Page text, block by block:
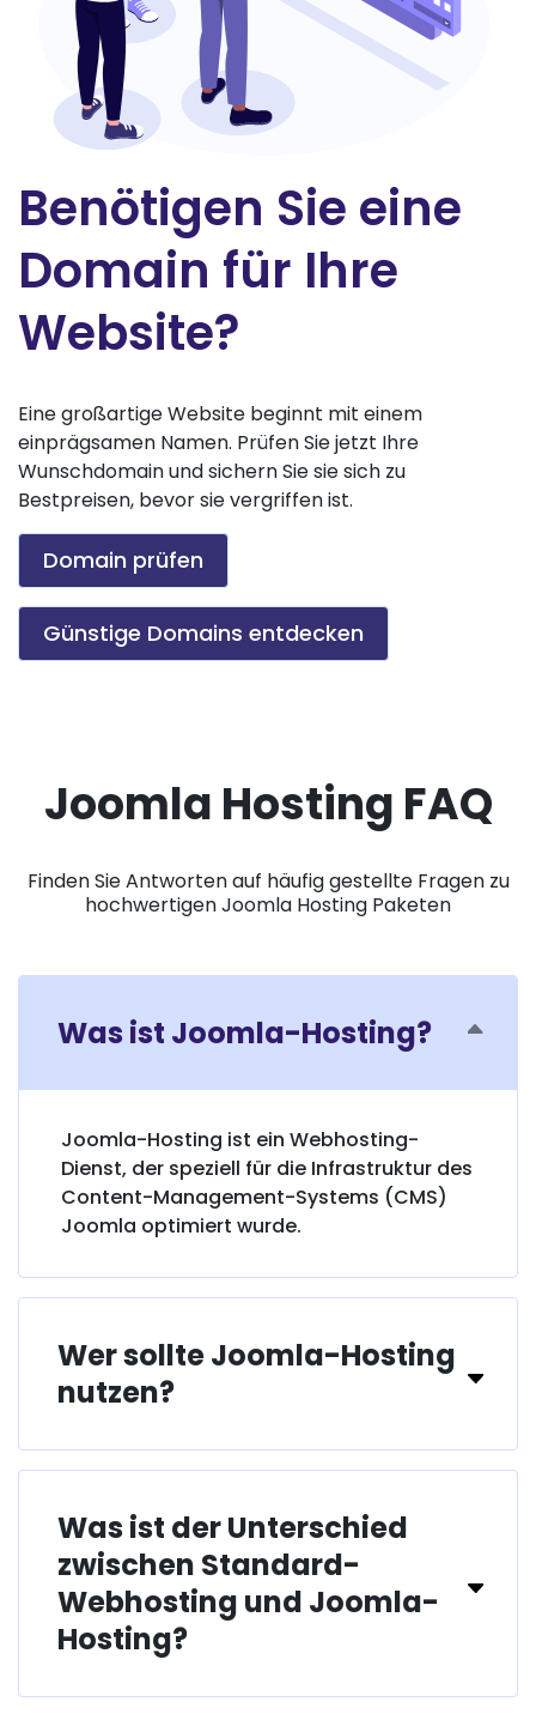
Benötigen Sie eine
Domain für Ihre
Website?
Eine großartige Website beginnt mit einem
einprägsamen Namen. Prüfen Sie jetzt Ihre
Wunschdomain und sichern Sie sie sich zu
Bestpreisen, bevor sie vergriffen ist.
Domain prüfen
Günstige Domains entdecken
Joomla Hosting FAQ
Finden Sie Antworten auf häufig gestellte Fragen zu
hochwertigen Joomla Hosting Paketen
Was ist Joomla-Hosting?
Joomla-Hosting ist ein Webhosting-
Dienst, der speziell für die Infrastruktur des
Content-Management-Systems (CMS)
Joomla optimiert wurde.
Wer sollte Joomla-Hosting
nutzen?
Was ist der Unterschied
zwischen Standard-
Webhosting und Joomla-
Hosting?